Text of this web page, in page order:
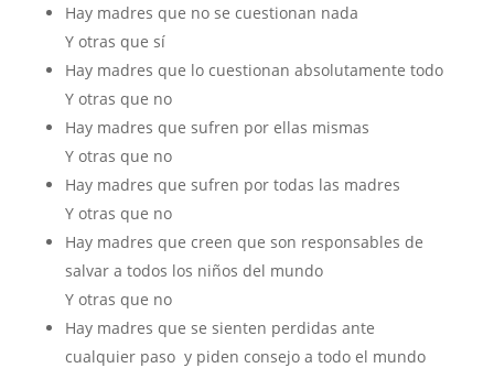
Hay madres que no se cuestionan nada
Y otras que sí
Hay madres que lo cuestionan absolutamente todo
Y otras que no
Hay madres que sufren por ellas mismas
Y otras que no
Hay madres que sufren por todas las madres
Y otras que no
Hay madres que creen que son responsables de
salvar a todos los niños del mundo
Y otras que no
Hay madres que se sienten perdidas ante
cualquier paso y piden consejo a todo el mundo